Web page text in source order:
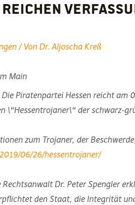
reichen
/ Von Dr. Aljoscha Kreß
Main
Die Piratenpartei Hessen reicht am
\“Hessentrojaner\“ der schwarz-
zum Trojaner, der
06/26/hessentrojaner/
Dr. Peter Spengler
den Staat, die Integrität